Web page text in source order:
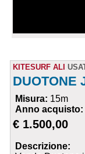
KITESURF ALI
DUOTONE
Misura: 15m
Anno acquisto:
€ 1.500,00
Descrizione: